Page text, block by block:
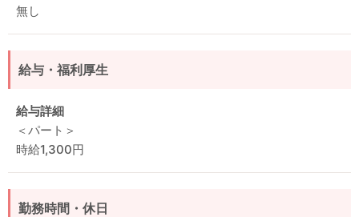
無し
給与・福利厚生
給与詳細
＜パート＞
時給1,300円
勤務時間・休日